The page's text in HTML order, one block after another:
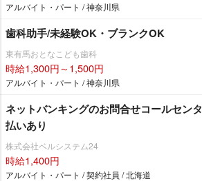
アルバイト・パート / 神奈川県
歯科助手/未経験OK・ブランクOK
東有馬おとなこども歯科
時給1,300円～1,500円
アルバイト・パート / 神奈川県
ネットバンキングのお問合せコールセン
払いあり
株式会社ベルシステム24
時給1,400円
アルバイト・パート / 契約社員 / 北海道